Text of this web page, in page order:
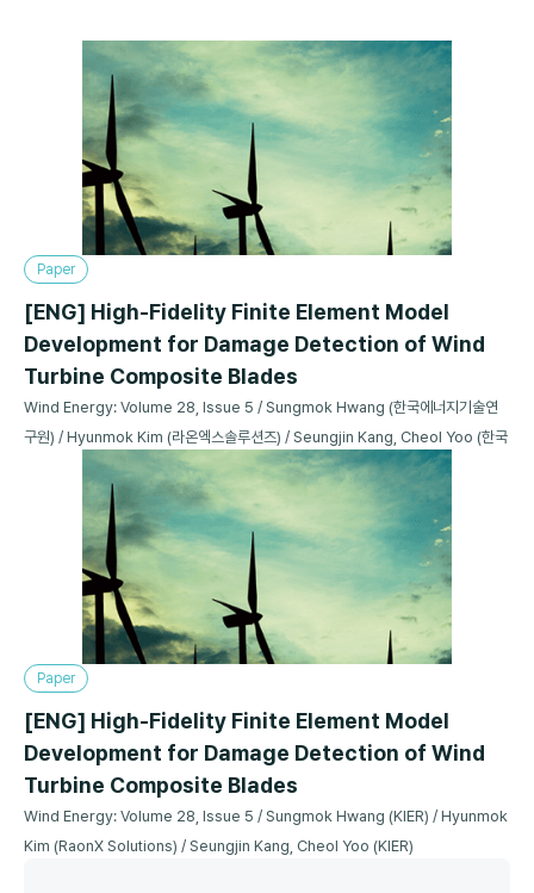
Paper
[ENG] High-Fidelity Finite Element Model
Development for Damage Detection of Wind
Turbine Composite Blades
Wind Energy: Volume 28, Issue 5 / Sungmok Hwang (한국에너지기술연
구원) / Hyunmok Kim (라온엑스솔루션즈) / Seungjin Kang, Cheol Yoo (한국
에너지기술연구원)
Paper
[ENG] High-Fidelity Finite Element Model
Development for Damage Detection of Wind
Turbine Composite Blades
Wind Energy: Volume 28, Issue 5 / Sungmok Hwang (KIER) / Hyunmok
Kim (RaonX Solutions) / Seungjin Kang, Cheol Yoo (KIER)